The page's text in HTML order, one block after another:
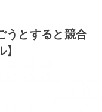
うとすると競合